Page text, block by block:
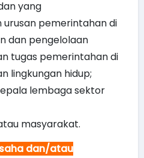
yang
pemerintahan di
dan pengelolaan
tugas pemerintahan di
lingkungan hidup;
lembaga sektor
masyarakat.
dan/atau